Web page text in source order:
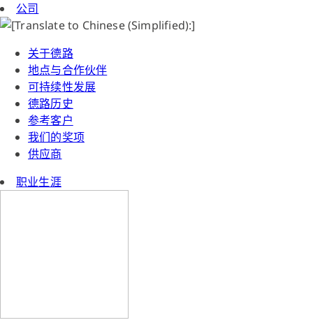
公司
关于德路
地点与合作伙伴
可持续性发展
德路历史
参考客户
我们的奖项
供应商
职业生涯